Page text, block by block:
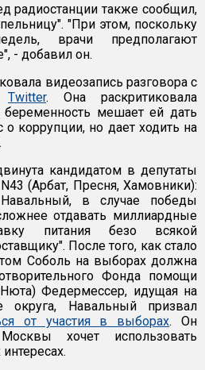
радиостанции также сообщил,
"При этом, поскольку
врачи предполагают
- добавил он.
видеозапись разговора с
Twitter. Она раскритиковала
беременность мешает ей дать
коррупции, но дает ходить на
кандидатом в депутаты
(Арбат, Пресня, Хамовники):
в случае победы
отдавать миллиардные
питания безо всякой
После того, как стало
Соболь на выборах должна
Фонда помощи
Федермессер, идущая на
Навальный призвал
от участия в выборах. Он
хочет использовать